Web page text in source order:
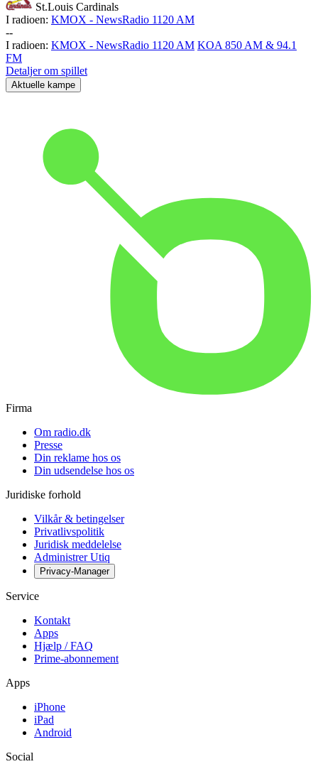
St.Louis Cardinals
I radioen: KMOX - NewsRadio 1120 AM
--
I radioen: KMOX - NewsRadio 1120 AM KOA 850 AM & 94.1
FM
Detaljer om spillet
Aktuelle kampe
Firma
Om radio.dk
Presse
Din reklame hos os
Din udsendelse hos os
Juridiske forhold
Vilkår & betingelser
Privatlivspolitik
Juridisk meddelelse
Administrer Utiq
Privacy-Manager
Service
Kontakt
Apps
Hjælp / FAQ
Prime-abonnement
Apps
iPhone
iPad
Android
Social